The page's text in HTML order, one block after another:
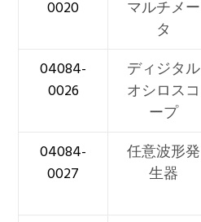
0020
マルチメー
タ
04084-
0026
ディジタル
オシロスコ
ープ
04084-
0027
任意波形発
生器